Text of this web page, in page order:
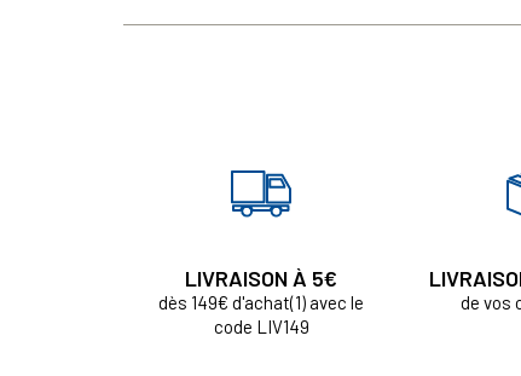
LIVRAISON À 5€
dès 149€ d'achat(1) avec le
code LIV149
de vos